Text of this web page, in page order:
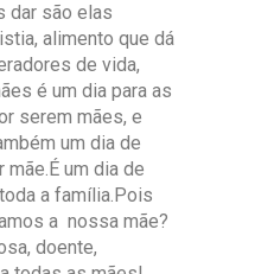
dar são elas
alimento que dá
de vida,
é um dia para as
serem mães, e
um dia de
um dia de
a família.Pois
a nossa mãe?
doente,